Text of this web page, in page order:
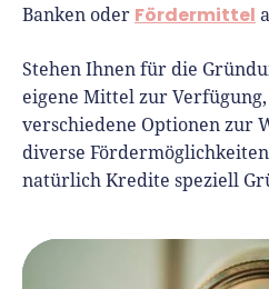
Banken oder Fördermittel
Stehen Ihnen für die
eigene Mittel zur
verschiedene Optionen zur
diverse
natürlich Kredite speziell